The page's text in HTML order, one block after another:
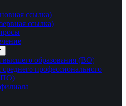
ссылка)
ссылка)
высшего образования (ВО)
профессионального